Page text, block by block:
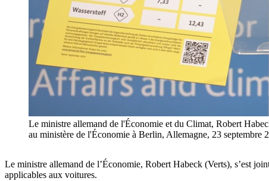
Le ministre allemand de l'Économie et du Climat, Robert
au ministère de l'Économie à Berlin, Allemagne, 23
Le ministre allemand de l’Économie, Robert Habeck (Verts), s’est
applicables aux voitures.